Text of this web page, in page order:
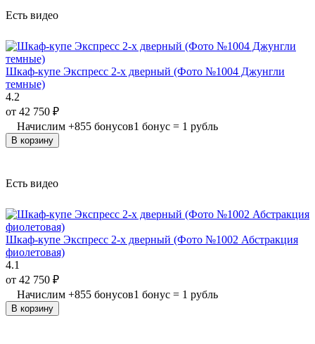
Есть видео
Шкаф-купе Экспресс 2-х дверный (Фото №1004 Джунгли
темные)
4.2
от 42 750 ₽
Начислим +855 бонусов1 бонус = 1 рубль
В корзину
Есть видео
Шкаф-купе Экспресс 2-х дверный (Фото №1002 Абстракция
фиолетовая)
4.1
от 42 750 ₽
Начислим +855 бонусов1 бонус = 1 рубль
В корзину